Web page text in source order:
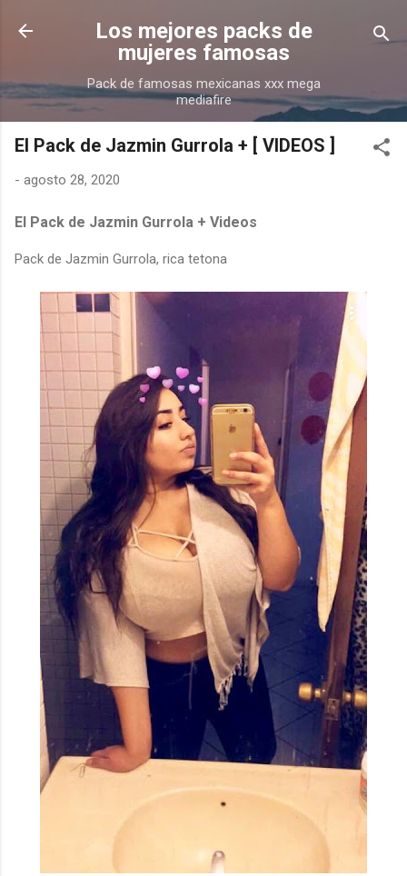
Ir al contenido principal
Los mejores packs de
mujeres famosas
Pack de famosas mexicanas xxx mega
mediafire
El Pack de Jazmin Gurrola + [ VIDEOS ]
- agosto 28, 2020
El Pack de Jazmin Gurrola + Videos
Pack de Jazmin Gurrola, rica tetona